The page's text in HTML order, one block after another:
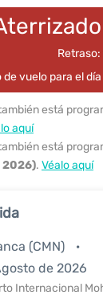
de vuelo para el
está
aquí
está
2026). Véalo aquí
(CMN)
de 2026
Internacional